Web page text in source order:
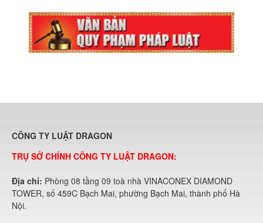
CÔNG TY LUẬT DRAGON
TRỤ SỞ CHÍNH CÔNG TY LUẬT DRAGON:
Địa chỉ: Phòng 08 tầng 09 toà nhà VINACONEX DIAMOND
TOWER, số 459C Bạch Mai, phường Bạch Mai, thành phố Hà
Nội.